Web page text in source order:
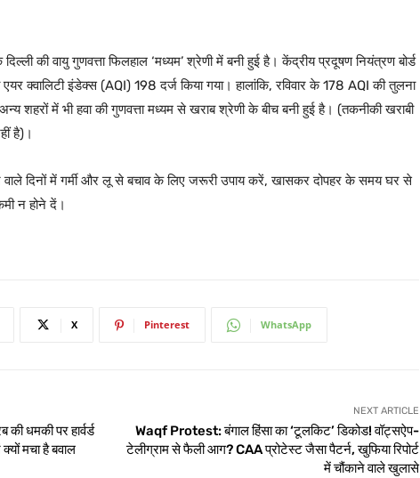
की वायु गुणवत्ता फिलहाल ‘मध्यम’ श्रेणी में बनी हुई है। केंद्रीय प्रदूषण नियंत्रण बोर्ड
क्वालिटी इंडेक्स (AQI) 198 दर्ज किया गया। हालांकि, रविवार के 178 AQI की तुलना
शहरों में भी हवा की गुणवत्ता मध्यम से खराब श्रेणी के बीच बनी हुई है। (तकनीकी खराबी
है)।
वाले दिनों में गर्मी और लू से बचाव के लिए जरूरी उपाय करें, खासकर दोपहर के समय घर से
न होने दें।
X Pinterest WhatsApp
धमकी पर हार्वर्ड
मचा है बवाल
NEXT ARTICLE
Waqf Protest: बंगाल हिंसा का ‘टूलकिट’ डिकोड! वॉट्सऐप-
टेलीग्राम से फैली आग? CAA प्रोटेस्ट जैसा पैटर्न, खुफिया रिपोर्ट
में चौंकाने वाले खुलासे